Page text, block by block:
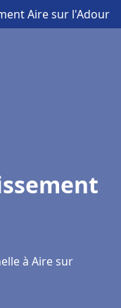
Aire sur l'Adour
à Aire sur